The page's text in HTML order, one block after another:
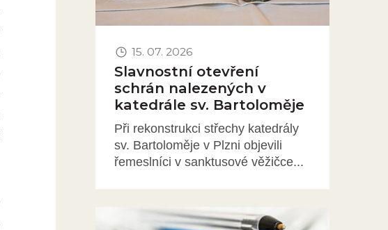
15. 07. 2026
Slavnostní otevření
schrán nalezených v
katedrále sv. Bartoloměje
Při rekonstrukci střechy katedrály
sv. Bartoloměje v Plzni objevili
řemeslníci v sanktusové věžičce...
Obrázek novinky